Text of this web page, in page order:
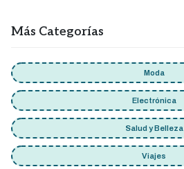
Más Categorías
Moda
Electrónica
Salud y Belleza
Viajes